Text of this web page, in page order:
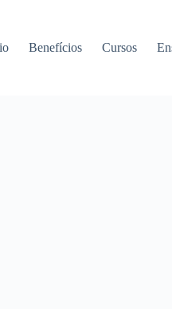
Benefícios Cursos